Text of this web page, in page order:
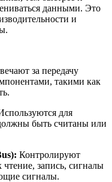
данными. Это
и
за передачу
такими как
для
быть считаны или
Контролируют
запись, сигналы
сигналы.